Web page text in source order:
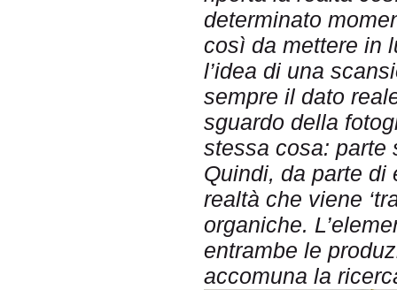
determinato
così da mettere in
l’idea di una
sempre il dato
sguardo della
stessa cosa: parte
Quindi, da parte di
realtà che viene
organiche.
entrambe le
accomuna la